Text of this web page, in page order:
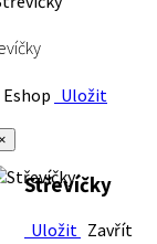
Uložit
Střevíčky
Uložit Zavřít